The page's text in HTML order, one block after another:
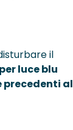
il
luce blu
precedenti al